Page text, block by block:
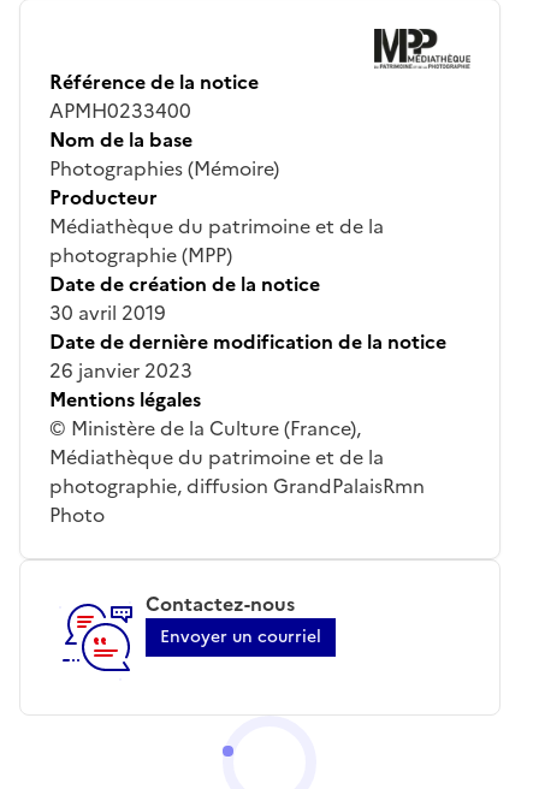
Référence de la notice
APMH0233400
Nom de la base
Photographies (Mémoire)
Producteur
Médiathèque du patrimoine et de la
photographie (MPP)
Date de création de la notice
30 avril 2019
Date de dernière modification de la notice
26 janvier 2023
Mentions légales
© Ministère de la Culture (France),
Médiathèque du patrimoine et de la
photographie, diffusion GrandPalaisRmn
Photo
Contactez-nous
Envoyer un courriel